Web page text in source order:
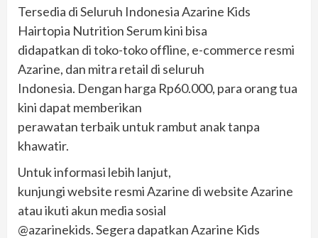
Tersedia di Seluruh Indonesia Azarine Kids
Hairtopia Nutrition Serum kini bisa
didapatkan di toko-toko offline, e-commerce resmi
Azarine, dan mitra retail di seluruh
Indonesia. Dengan harga Rp60.000, para orang tua
kini dapat memberikan
perawatan terbaik untuk rambut anak tanpa
khawatir.
Untuk informasi lebih lanjut,
kunjungi website resmi Azarine di website Azarine
atau ikuti akun media sosial
@azarinekids. Segera dapatkan Azarine Kids